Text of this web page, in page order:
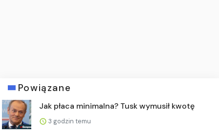
Powiązane
Jak płaca minimalna? Tusk wymusił kwotę
3 godzin temu